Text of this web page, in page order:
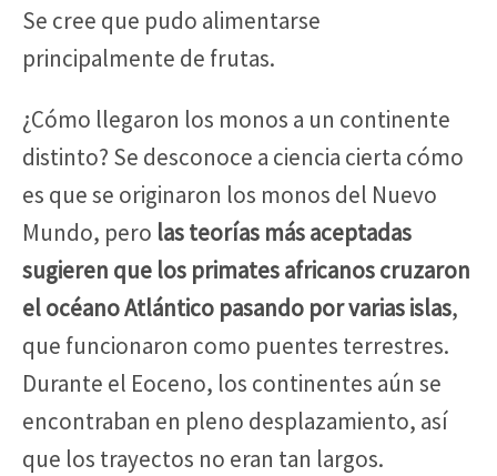
Se cree que pudo alimentarse
principalmente de frutas.
¿Cómo llegaron los monos a un continente
distinto? Se desconoce a ciencia cierta cómo
es que se originaron los monos del Nuevo
Mundo, pero las teorías más aceptadas
sugieren que los primates africanos cruzaron
el océano Atlántico pasando por varias islas,
que funcionaron como puentes terrestres.
Durante el Eoceno, los continentes aún se
encontraban en pleno desplazamiento, así
que los trayectos no eran tan largos.